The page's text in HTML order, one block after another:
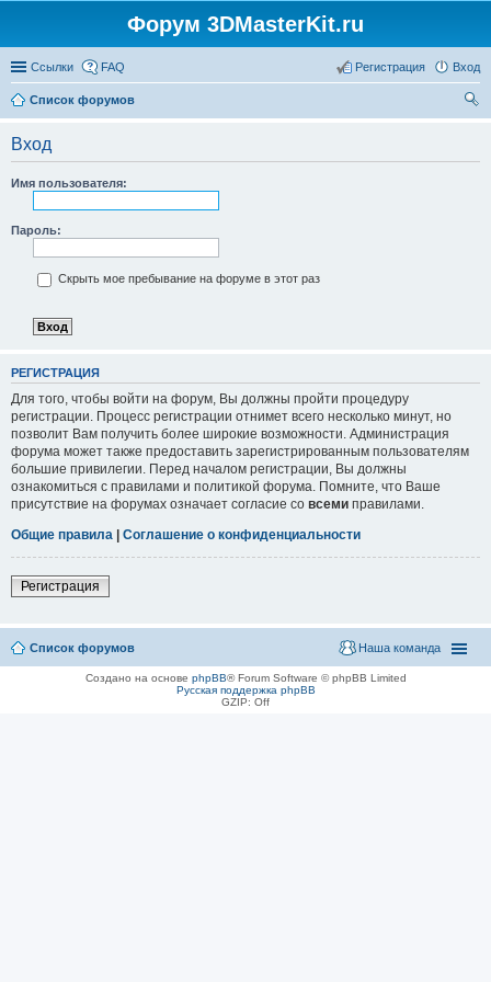
Форум 3DMasterKit.ru
Ссылки FAQ Вход
Регистрация
Список форумов
Вход
Имя пользователя:
Пароль:
Скрыть мое пребывание на форуме в этот раз
РЕГИСТРАЦИЯ
Для того, чтобы войти на форум, Вы должны пройти процедуру
регистрации. Процесс регистрации отнимет всего несколько минут, но
позволит Вам получить более широкие возможности. Администрация
форума может также предоставить зарегистрированным пользователям
большие привилегии. Перед началом регистрации, Вы должны
ознакомиться с правилами и политикой форума. Помните, что Ваше
присутствие на форумах означает согласие со всеми правилами.
Общие правила | Соглашение о конфиденциальности
Регистрация
Список форумов Наша команда
Создано на основе phpBB® Forum Software © phpBB Limited
Русская поддержка phpBB
GZIP: Off